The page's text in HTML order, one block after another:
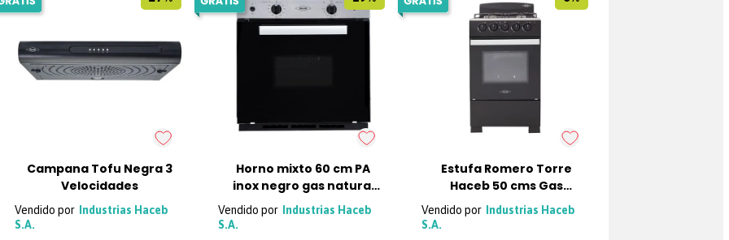
Campana Tofu Negra 3
Velocidades
Industrias Haceb
S.A.
Horno mixto 60 cm PA
inox negro gas natural
120V Haceb
Industrias Haceb
S.A.
Estufa Romero Torre
Haceb 50 cms Gas
Natural Negra
Industrias Haceb
S.A.